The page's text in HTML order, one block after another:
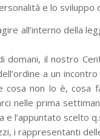
e lo
all’interno della
domani, il nostro
a un
non lo è, cosa
nelle prima
l’appuntato scelto
i rappresentanti